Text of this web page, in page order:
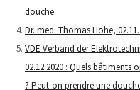
douche
Dr. med. Thomas Hohe,
VDE Verband der
02.12.2020 : Quels
? Peut-on prendre une